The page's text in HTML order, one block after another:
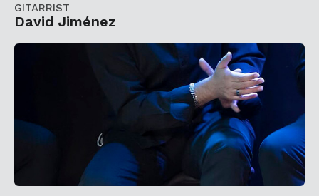
GITARRIST
David Jiménez